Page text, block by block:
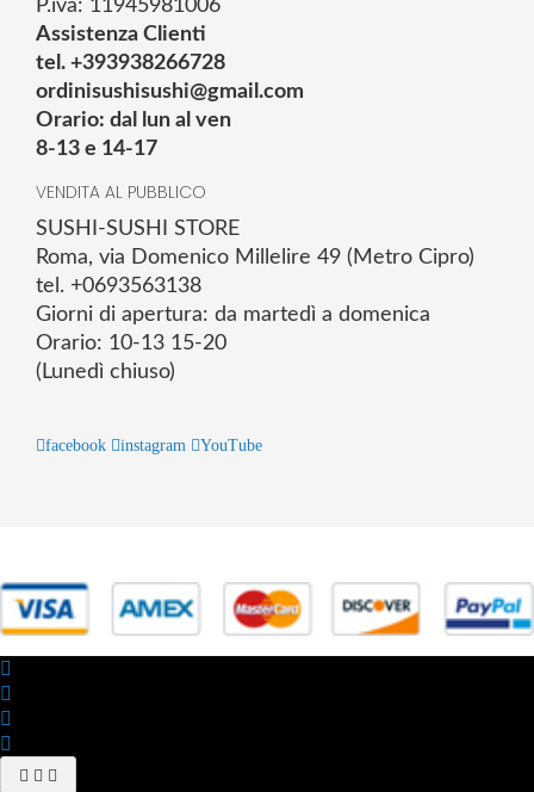
P.iva: 11945981006
Assistenza Clienti
tel. +393938266728
ordinisushisushi@gmail.com
Orario: dal lun al ven
8-13 e 14-17
VENDITA AL PUBBLICO
SUSHI-SUSHI STORE
Roma, via Domenico Millelire 49 (Metro Cipro)
tel. +0693563138
Giorni di apertura: da martedì a domenica
Orario: 10-13 15-20
(Lunedì chiuso)
facebook instagram YouTube